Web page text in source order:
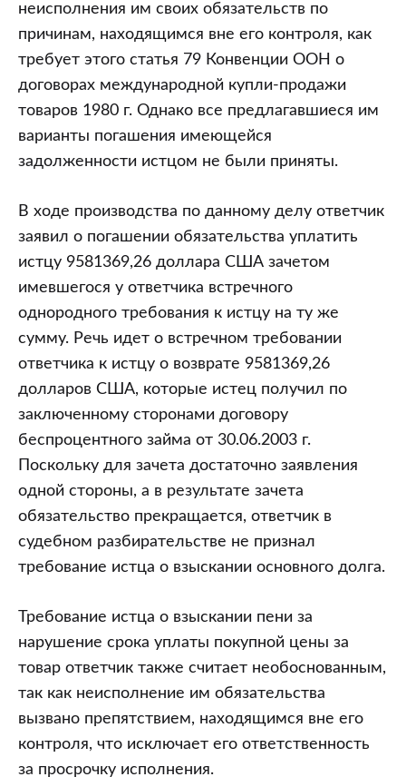
неисполнения им своих обязательств по
причинам, находящимся вне его контроля, как
требует этого статья 79 Конвенции ООН о
договорах международной купли-продажи
товаров 1980 г. Однако все предлагавшиеся им
варианты погашения имеющейся
задолженности истцом не были приняты.
В ходе производства по данному делу ответчик
заявил о погашении обязательства уплатить
истцу 9581369,26 доллара США зачетом
имевшегося у ответчика встречного
однородного требования к истцу на ту же
сумму. Речь идет о встречном требовании
ответчика к истцу о возврате 9581369,26
долларов США, которые истец получил по
заключенному сторонами договору
беспроцентного займа от 30.06.2003 г.
Поскольку для зачета достаточно заявления
одной стороны, а в результате зачета
обязательство прекращается, ответчик в
судебном разбирательстве не признал
требование истца о взыскании основного долга.
Требование истца о взыскании пени за
нарушение срока уплаты покупной цены за
товар ответчик также считает необоснованным,
так как неисполнение им обязательства
вызвано препятствием, находящимся вне его
контроля, что исключает его ответственность
за просрочку исполнения.